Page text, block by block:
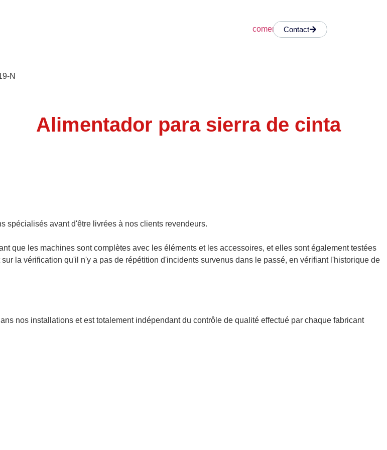
Contact
N
Alimentador para sierra de cinta
spécialisés avant d'être livrées à nos clients revendeurs.
que les machines sont complètes avec les éléments et les accessoires, et elles sont également testées
la vérification qu'il n'y a pas de répétition d'incidents survenus dans le passé, en vérifiant l'historique de
nos installations et est totalement indépendant du contrôle de qualité effectué par chaque fabricant